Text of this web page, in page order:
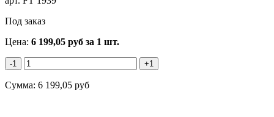
Под заказ
Цена: 6 199,05 руб за 1 шт.
-1 +1
Сумма: 6 199,05 руб